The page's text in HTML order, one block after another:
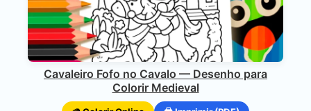
Cavaleiro Fofo no Cavalo — Desenho para
Colorir Medieval